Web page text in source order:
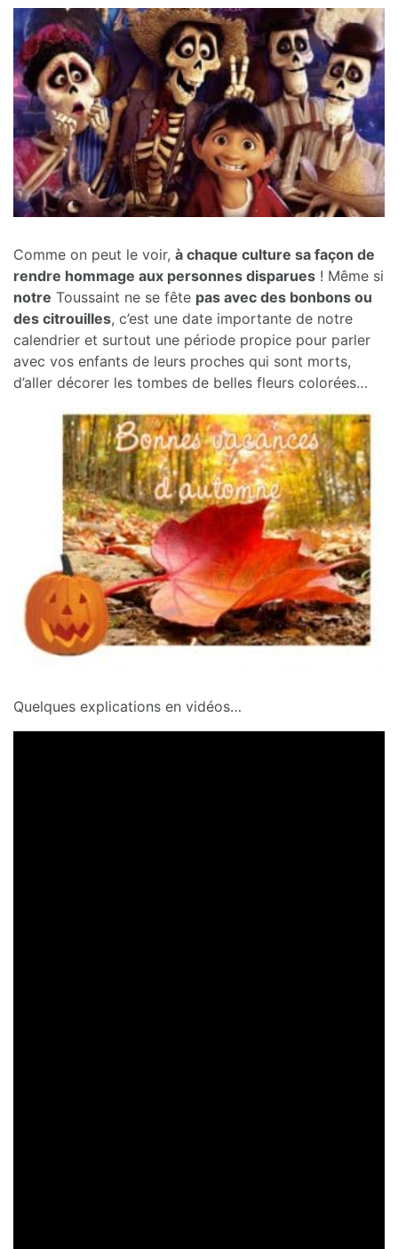
Comme on peut le voir, à chaque culture sa façon de
rendre hommage aux personnes disparues ! Même si
notre Toussaint ne se fête pas avec des bonbons ou
des citrouilles, c’est une date importante de notre
calendrier et surtout une période propice pour parler
avec vos enfants de leurs proches qui sont morts,
d’aller décorer les tombes de belles fleurs colorées…
Quelques explications en vidéos…